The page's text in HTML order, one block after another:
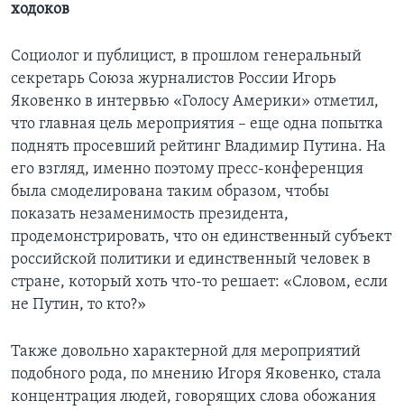
ходоков
Социолог и публицист, в прошлом генеральный
секретарь Союза журналистов России Игорь
Яковенко в интервью «Голосу Америки» отметил,
что главная цель мероприятия – еще одна попытка
поднять просевший рейтинг Владимир Путина. На
его взгляд, именно поэтому пресс-конференция
была смоделирована таким образом, чтобы
показать незаменимость президента,
продемонстрировать, что он единственный субъект
российской политики и единственный человек в
стране, который хоть что-то решает: «Словом, если
не Путин, то кто?»
Также довольно характерной для мероприятий
подобного рода, по мнению Игоря Яковенко, стала
концентрация людей, говорящих слова обожания